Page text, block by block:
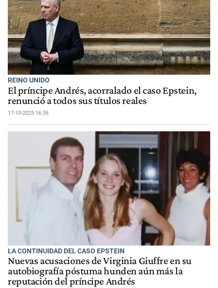
REINO UNIDO
El príncipe Andrés, acorralado el caso Epstein,
renunció a todos sus títulos reales
17-10-2025 16:36
LA CONTINUIDAD DEL CASO EPSTEIN
Nuevas acusaciones de Virginia Giuffre en su
autobiografía póstuma hunden aún más la
reputación del príncipe Andrés